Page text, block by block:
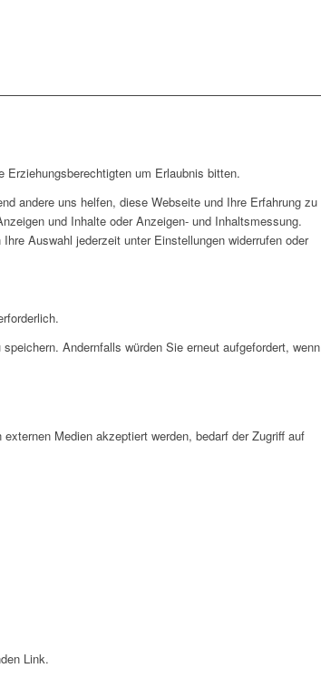
um Erlaubnis bitten.
andere uns helfen, diese Webseite und Ihre Erfahrung zu
und Inhalte oder Anzeigen- und Inhaltsmessung.
Auswahl jederzeit unter Einstellungen widerrufen oder
Andernfalls würden Sie erneut aufgefordert, wenn
Medien akzeptiert werden, bedarf der Zugriff auf
Link.